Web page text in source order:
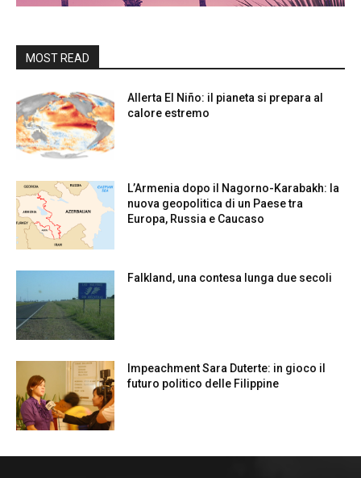
MOST READ
Allerta El Niño: il pianeta si prepara al
calore estremo
L’Armenia dopo il Nagorno-Karabakh: la
nuova geopolitica di un Paese tra
Europa, Russia e Caucaso
Falkland, una contesa lunga due secoli
Impeachment Sara Duterte: in gioco il
futuro politico delle Filippine